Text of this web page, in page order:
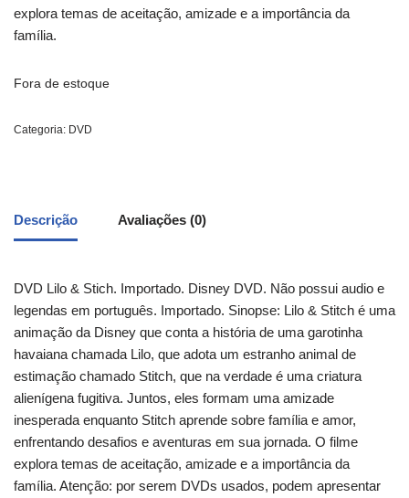
explora temas de aceitação, amizade e a importância da
família.
Fora de estoque
Categoria: DVD
Descrição Avaliações (0)
DVD Lilo & Stich. Importado. Disney DVD. Não possui audio e
legendas em português. Importado. Sinopse: Lilo & Stitch é uma
animação da Disney que conta a história de uma garotinha
havaiana chamada Lilo, que adota um estranho animal de
estimação chamado Stitch, que na verdade é uma criatura
alienígena fugitiva. Juntos, eles formam uma amizade
inesperada enquanto Stitch aprende sobre família e amor,
enfrentando desafios e aventuras em sua jornada. O filme
explora temas de aceitação, amizade e a importância da
família. Atenção: por serem DVDs usados, podem apresentar